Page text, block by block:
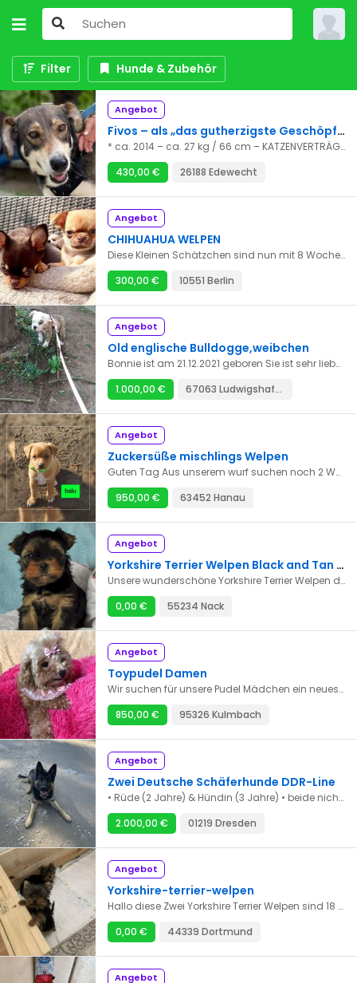
Filter Hunde & Zubehör
Angebot
Fivos – als „das gutherzigste Geschöpf auf Erden" bezeichneten ihn seine Betreuer in Griechenland
* ca. 2014 – ca. 27 kg / 66 cm – KATZENVERTRÄGLICH – noch nicht kastriert – Drama/ aus Griechenland zur Zeit in 26188 Edewecht 14.03.2022: Der liebe Fivos ist ein Hund, der sich ganz schnell äußerst eng an seine Menschen bindet – des Menschen bester Freund, das trifft bei ihm komplett zu. - Ansprechpartnerin: Brigitte Meschkat Tel. 06192 - 6726 Mobil 0173 - 32 88 99 0 Email b.meschkat@stray-ev.de Zugleich ist er in seinen Liebesbeweisen oft etwas ungestüm und unbeholfen, er weiß nicht so recht, wie er seine Zuneigung ausdrücken soll. Endlich dazugehören zu dürfen, das ist für ihn einfach wunderbar. Anderen Hunden gegenüber ist er sehr sozial. Er ist alles andere als ein Stubenhocker. In Griechenland hat er nie in einem Haus gelebt und bei seiner jetzigen Familie möchte er gern sehr viel Zeit im Garten verbringen. Ein Zuhause bei Menschen, die noch ein oder zwei Hunde sowie einen größeren Garten haben, das wäre perfekt für den rundherum lieben Fivos. Daher wird nun ein neues Zuhause für ihn gesucht. Fivos‘ Geschichte in Kürze: Über Fivos‘ junge Jahre wissen wir nichts. Aber es ist ziemlich sicher, dass er ausgesetzt wurde, denn er war von der ersten Begegnung an sehr offen und freundlich zu den Menschen. Seit 2019 ist er in der Obhut der Animal Friends of Drama und sucht jetzt über uns ein Zuhause. Das sollte nicht lange dauern, denn Fivos ist „der perfekte“ Hund. (22.11.2021) 22.11.2021: Als die Tierschützer der Animal Friends of Drama Fivos zum ersten Mal trafen, streunte er durch die Vororte der nordgriechischen Stadt Drama. Da Fivos von Anfang an sehr freundlich zu den Freiwilligen war (wie er zu allen Menschen ist), gingen die Animal Friends of Drama davon aus, dass er früher in einer Familie lebte und dann ausgesetzt wurde. Das übliche, traurige und für uns unbegreifliche Schicksal unzähliger Hunde .... Als die Freiwilligen der Animal Friends of Drama Fivos Ende 2018 nach längerer Zeit wieder sahen, hatte er stark an Gewicht verloren hatte und lahmte. Sein Zustand war wirklich schlecht, und so brachten die Tierschützer ihn zum Tierarzt, leider nur in die städtische Tierklinik, denn umfangreiche teure Untersuchungen konnte sich der Verein nicht leisten. Trotz der nur notdürftigen tierärztlichen Versorgung schaffte Fivos es, gesund zu werden, und die Animal Friends of Drama fanden eine Unterbringungsmöglichkeit für Fivos. Jetzt haben die Animal Friends of Drama uns gebeten, für Fivos eine Familie zu suchen. Geliebtes Familienmitglied – das ist das, was Fivos verdient hat. Denn er ist einfach nur „perfekt“, „Fivos ist das gutherzigste Geschöpf auf Erden“ schreiben die Animal Friends of Drama. Noch nie hat Fivos Probleme mit einem der anderen Hunde in seiner Pflegestelle gehabt, im Gegenteil, alle wollen mit Fivos befreundet sein. Er hat noch nie Streit gehabt, nicht einmal um Futter. Er ist sehr freundlich zu Menschen, und er liebt die Nähe zu Menschen. Er ist katzenverträglich. Er hat sehr gute Manieren, sowohl im Haus als auch auf Spaziergängen. Er bellt nie ohne Grund, und er ist sehr geduldig. Er ist fit und gesund und liebt Spaziergänge. Welchen Grund also sollte es geben, Fivos nicht in IHRER Familie willkommen zu heißen? Richtig! Keinen!! 380 € Schutzgebühr + 50 € Transportkosten
430,00 €
26188 Edewecht
Angebot
CHIHUAHUA WELPEN
Diese Kleinen Schätzchen sind nun mit 8 Wochen schön langsam auf der Suche nach ihrem neuen Zuhause . Sie dürfen mit 12 Wochen in ihr neues Zuhause mit ihrem Starter Set u ihrer Ahnentafel plus Impfausweis ziehen. Näheres sehr gerne telefonisch Weitere Angaben: Rüde, braun, Wurf, Ahnentafel vorhanden, aus Zucht, entwurmt, gechipt, geimpft, für Hundeanfänger geeignet, verträglich mit Katzen, Familienhund, für Senioren geeignet. WHATSAPP +2376-75615808
300,00 €
10551 Berlin
Angebot
Old englische Bulldogge,weibchen
Bonnie ist am 21.12.2021 geboren Sie ist sehr liebevoll verschmust und verspielt. Im Umgang mit Kindern ist sie sehr liebevoll . Sie ist gechipt geimpft und entwurmt Aus Privaten Gründen abzugeben. Bei Interesse gerne melden Sie bekommt aufjedenfall uhren Sachen mit
1.000,00 €
67063 Ludwigshafen am Rhein
Angebot
Zuckersüße mischlings Welpen
Guten Tag Aus unserem wurf suchen noch 2 Welpen ein Zuhause Mama pinscher dackel Papa Chihauhau Unsere kleinen werden bei Abgabe entwurmt geimpft gechipt haben einen Blauen E-U Pass Sie werden gut sozialisiert wachsen mit Kindern auf und kennen andere Hunde Abgabe ist am 24.04.2022 Eine resavierung mit 200€ Anzahlung und Kaufvertrag ist möglich Bei ernsthaften Interesse dürfen Sie sich gerne telefonisch melden : 01778929147.
950,00 €
63452 Hanau
Angebot
Yorkshire Terrier Welpen Black and Tan mit Ahnentafel
Unsere wunderschöne Yorkshire Terrier Welpen dürfen ab sofort besucht und resserviert werden und ab dem 24.04.22 in ihr neues Zuhause umziehen. Unsere Welpen wachsen in unserem Haus absolut frei auf, sie kennen weder einen Käfig noch sind sie von uns weg gesperrt, toben und spielen den ganzen Tag durchs Haus, haben den Bezug zur Familie. Bei Abgabe ab der 9.-10. Lebenswoche sind Sie daher bestens sozialisiert und gut auf ihr späteres Leben in einer neue Familie vorbereitet. Sie kennen andere Hunden, Katzen und sind auch an das Autofahren gewöhnt. Wenn unsere Welpen in ihr neues Zuhause umziehen sind sie regelmäßig entwurmt, altersgemäß geimpft, geschippt und haben einen EU-Heimtierpass. Für Fragen oder auch einen Besichtigungstermin stehen wir Ihnen gerne telefonisch zur Verfügung. Wir bevorzugen den telefonischen Kontakt da im persönlichen Gespräch alle Fragen am besten beantwortet werden können.
0,00 €
55234 Nack
Angebot
Toypudel Damen
Wir suchen für unsere Pudel Mädchen ein neues Zuhause. Können Alleine oder zu Zweit ausziehen. Da ich bei meinen neuen Hundeeltern immer dazu sage:"Wenn Sie aus irgendeinem Grund den Hund nicht mehr behalten können, Gerne wieder an mich zurück." Habe ich jetzt 3 ältere Pudelmädchen abzugeben. Bitte schreiben Sie etwas über das neue Zuhause z.B. Wie das Pudelchen bei Ihnen in Zukunft leben wird.
850,00 €
95326 Kulmbach
Angebot
Zwei Deutsche Schäferhunde DDR-Line
• Rüde (2 Jahre) & Hündin (3 Jahre) • beide nicht kastriert • leistungsstark ,lernfähig & wachsam • auf Kommando zuverlässig abrufbar • für Hundesport & Wachschutz geeignet
2.000,00 €
01219 Dresden
Angebot
Yorkshire-terrier-welpen
Hallo diese Zwei Yorkshire Terrier Welpen sind 18 Wochen alt, geboren am 20.11.2021 es sind Brüder aus einem Wurf. Gerne möchte ich diese kleinen zusammen verkaufen aber im fall auch einzeln.
0,00 €
44339 Dortmund
Angebot